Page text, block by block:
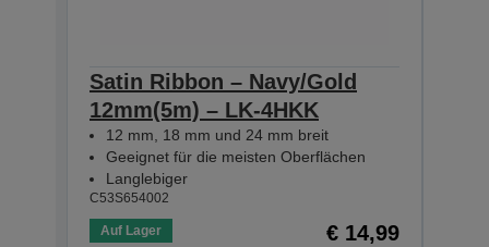
Satin Ribbon – Navy/Gold
12mm(5m) – LK-4HKK
12 mm, 18 mm und 24 mm breit
Geeignet für die meisten Oberflächen
Langlebiger
C53S654002
Auf Lager € 14,99